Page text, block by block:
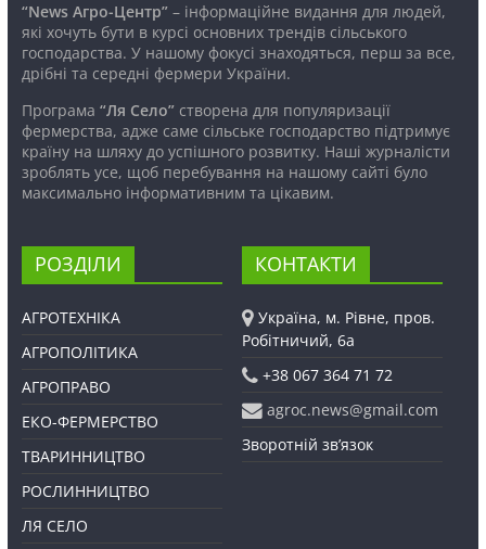
“News Агро-Центр”– інформаційне видання для людей,
які хочуть бути в курсі основних трендів сільського
господарства. У нашому фокусі знаходяться, перш за все,
дрібні та середні фермери України.
Програма “Ля Село”створена для популяризації
фермерства, адже саме сільське господарство підтримує
країну на шляху до успішного розвитку. Наші журналісти
зроблять усе, щоб перебування на нашому сайті було
максимально інформативним та цікавим.
РОЗДІЛИ
АГРОТЕХНІКА
АГРОПОЛІТИКА
АГРОПРАВО
ЕКО-ФЕРМЕРСТВО
ТВАРИННИЦТВО
РОСЛИННИЦТВО
ЛЯ СЕЛО
КОНТАКТИ
Україна, м. Рівне, пров.
Робітничий, 6а
+38 067 364 71 72
agroc.news@gmail.com
Зворотній зв’язок